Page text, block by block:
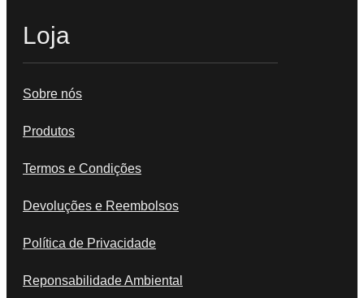
Loja
Sobre nós
Produtos
Termos e Condições
Devoluções e Reembolsos
Política de Privacidade
Reponsabilidade Ambiental